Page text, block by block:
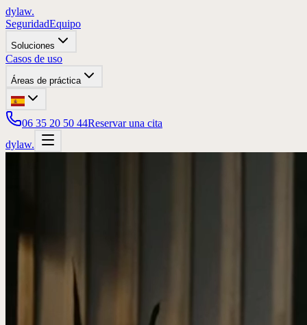
dylaw.
SeguridadEquipo
Soluciones
Casos de uso
Áreas de práctica
06 35 20 50 44Reservar una cita
dylaw.